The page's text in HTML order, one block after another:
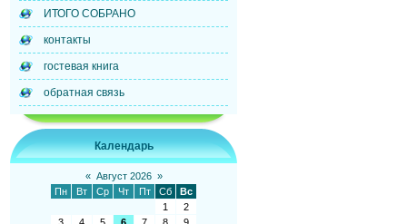
ИТОГО СОБРАНО
контакты
гостевая книга
обратная связь
Календарь
« Август 2026 »
Пн
Вт Ср Чт Пт Сб
Вс
1
2